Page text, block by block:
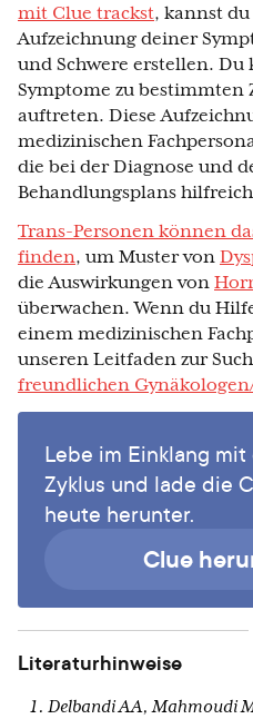
mit Clue trackst, kannst
Aufzeichnung deiner
und Schwere erstellen. Du
Symptome zu bestimmten
auftreten. Diese
medizinischen
die bei der Diagnose und
Behandlungsplans
Trans-Personen können
finden, um Muster von
die Auswirkungen von
überwachen. Wenn du
einem medizinischen
unseren Leitfaden zur
freundlichen
Lebe im Einklang
Zyklus und lade die
heute herunter.
Clue
Literaturhinweise
Delbandi AA, Mahmoudi